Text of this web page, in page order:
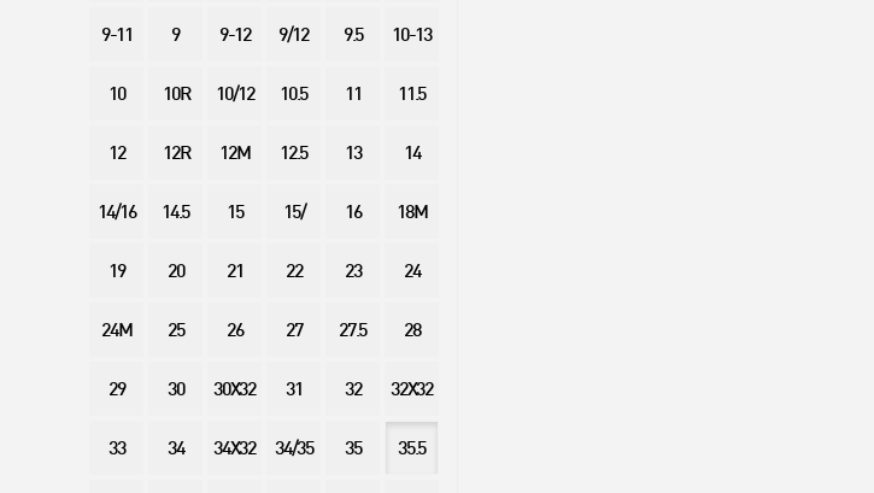
9-11 9 9-12 9/12 9.5 10-13
10 10R 10/12 10.5 11 11.5
12 12R 12M 12.5 13 14
14/16 14.5 15 15/ 16 18M
19 20 21 22 23 24
24M 25 26 27 27.5 28
29 30 30X32 31 32 32X32
33 34 34X32 34/35 35 35.5